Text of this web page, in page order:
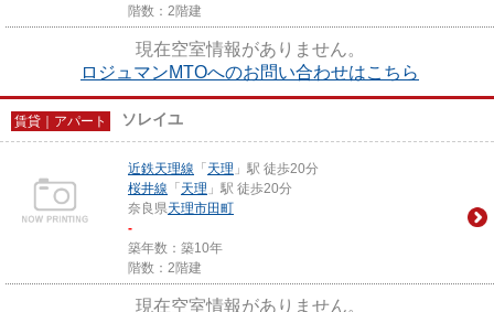
階数：2階建
現在空室情報がありません。
ロジュマンMTOへのお問い合わせはこちら
賃貸｜アパート ソレイユ
近鉄天理線 「 天理 」駅 徒歩20分
桜井線 「 天理 」駅 徒歩20分
奈良県天理市田町
-
築年数：築10年
階数：2階建
現在空室情報がありません。